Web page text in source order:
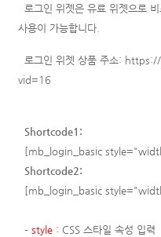
로그인 위젯은 유료 위젯으로
사용이 가능합니다.
로그인 위젯 상품 주소:
vid=16
Shortcode1:
[mb_login_basic
Shortcode2:
[mb_login_basic
– style : CSS 스타일 속성 입력